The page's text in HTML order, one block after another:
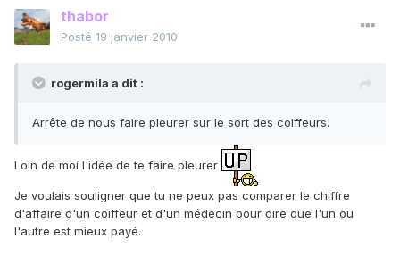
thabor
Posté 19 janvier 2010
rogermila a dit :
Arrête de nous faire pleurer sur le sort des coiffeurs.
Loin de moi l'idée de te faire pleurer
Je voulais souligner que tu ne peux pas comparer le chiffre
d'affaire d'un coiffeur et d'un médecin pour dire que l'un ou
l'autre est mieux payé.